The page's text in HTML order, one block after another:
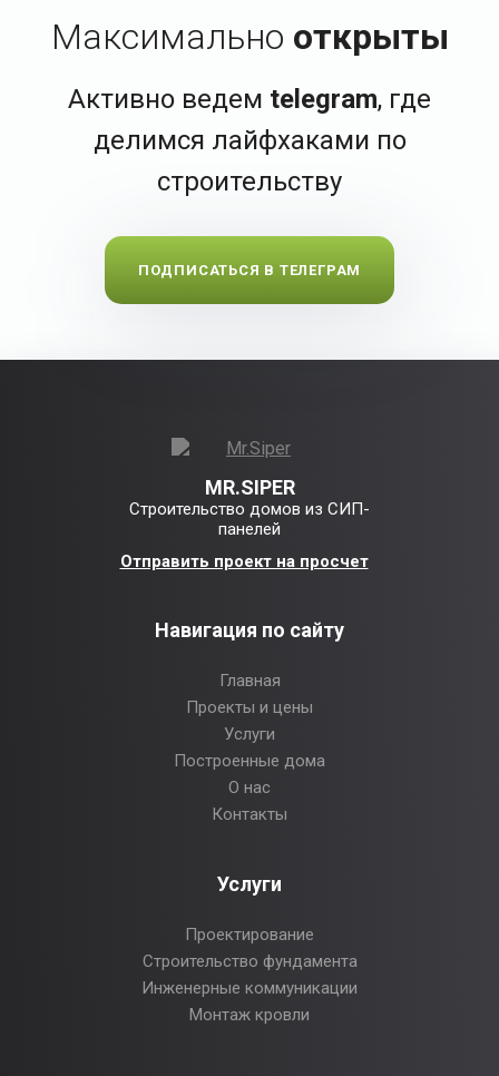
Максимально открыты
Активно ведем telegram, где
делимся лайфхаками по
строительству
ПОДПИСАТЬСЯ В ТЕЛЕГРАМ
MR.SIPER
Строительство домов из СИП-
панелей
Отправить проект на просчет
Навигация по сайту
Главная
Проекты и цены
Услуги
Построенные дома
О нас
Контакты
Услуги
Проектирование
Строительство фундамента
Инженерные коммуникации
Монтаж кровли